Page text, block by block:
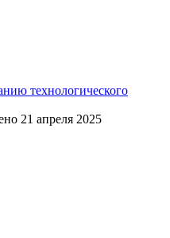
технологического
21 апреля 2025